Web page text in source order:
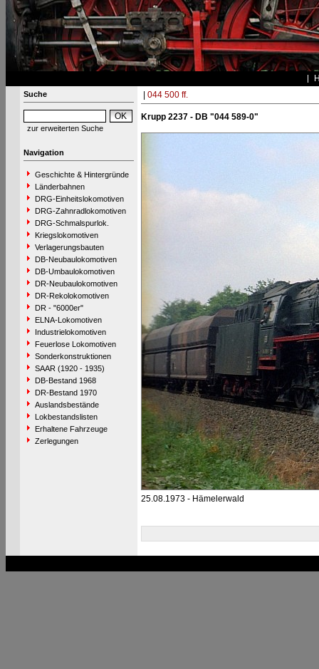
Suche
zur erweiterten Suche
Navigation
Geschichte & Hintergründe
Länderbahnen
DRG-Einheitslokomotiven
DRG-Zahnradlokomotiven
DRG-Schmalspurlok.
Kriegslokomotiven
Verlagerungsbauten
DB-Neubaulokomotiven
DB-Umbaulokomotiven
DR-Neubaulokomotiven
DR-Rekolokomotiven
DR - "6000er"
ELNA-Lokomotiven
Industrielokomotiven
Feuerlose Lokomotiven
Sonderkonstruktionen
SAAR (1920 - 1935)
DB-Bestand 1968
DR-Bestand 1970
Auslandsbestände
Lokbestandslisten
Erhaltene Fahrzeuge
Zerlegungen
044 500 ff.
Krupp 2237 - DB "044 589-0"
25.08.1973 - Hämelerwald